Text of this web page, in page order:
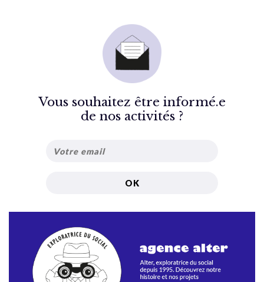
Vous souhaitez être informé.e
de nos activités ?